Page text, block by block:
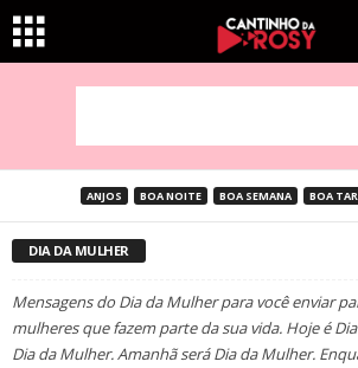
ANJOS BOA NOITE BOA SEMANA BOA
DIA DA MULHER
Mensagens do Dia da Mulher para você enviar
mulheres que fazem parte da sua vida. Hoje é
Dia da Mulher. Amanhã será Dia da Mulher.